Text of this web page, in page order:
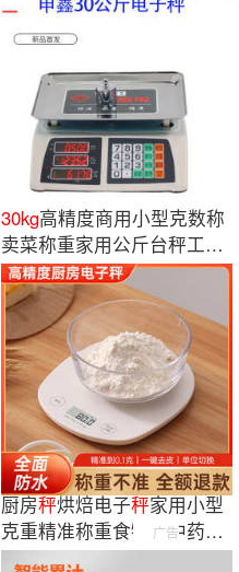
30kg高精度商用小型克数称
卖菜称重家用公斤台秤工厂
称电子秤
厨房秤烘焙电子秤家用小型
克重精准称重食物
秤中药克
称天平数度秤
广告